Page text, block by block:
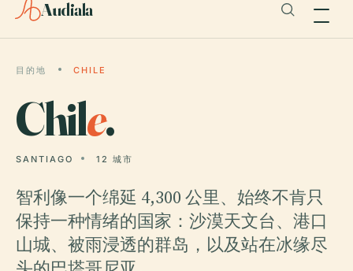
Audiala
目的地 CHILE
Chile.
SANTIAGO 12 城市
智利像一个绵延 4,300 公里、始终不肯只
保持一种情绪的国家：沙漠天文台、港口
山城、被雨浸透的群岛，以及站在冰缘尽